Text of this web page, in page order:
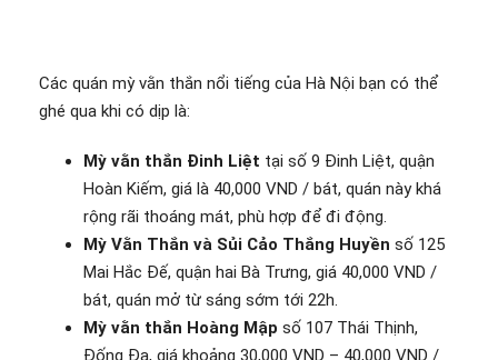
Các quán mỳ vằn thắn nổi tiếng của Hà Nội bạn có thể
ghé qua khi có dịp là:
Mỳ vằn thắn Đinh Liệt tại số 9 Đinh Liệt, quận
Hoàn Kiếm, giá là 40,000 VND / bát, quán này khá
rộng rãi thoáng mát, phù hợp để đi động.
Mỳ Vằn Thắn và Sủi Cảo Thắng Huyền số 125
Mai Hắc Đế, quận hai Bà Trưng, giá 40,000 VND /
bát, quán mở từ sáng sớm tới 22h.
Mỳ vằn thắn Hoàng Mập số 107 Thái Thịnh,
Đống Đa, giá khoảng 30,000 VND – 40,000 VND /